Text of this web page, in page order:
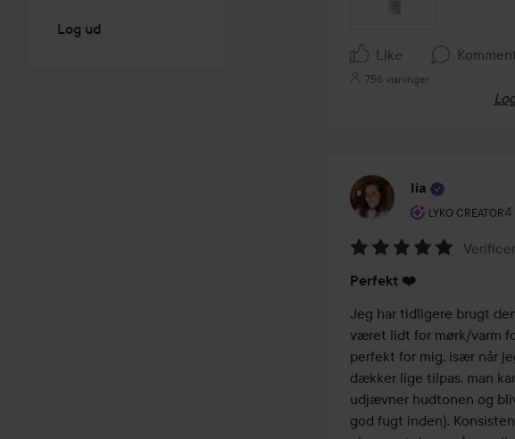
Log ud
Like
756 visninger
Iia
LYKO CREATOR
Brugerens rolle:
5
ud
af
5
Perfekt ❤️
Jeg har tidligere brugt
været lidt for mørk/varm
perfekt for mig, især når
dækker lige tilpas, man
udjævner hudtonen og
god fugt inden).